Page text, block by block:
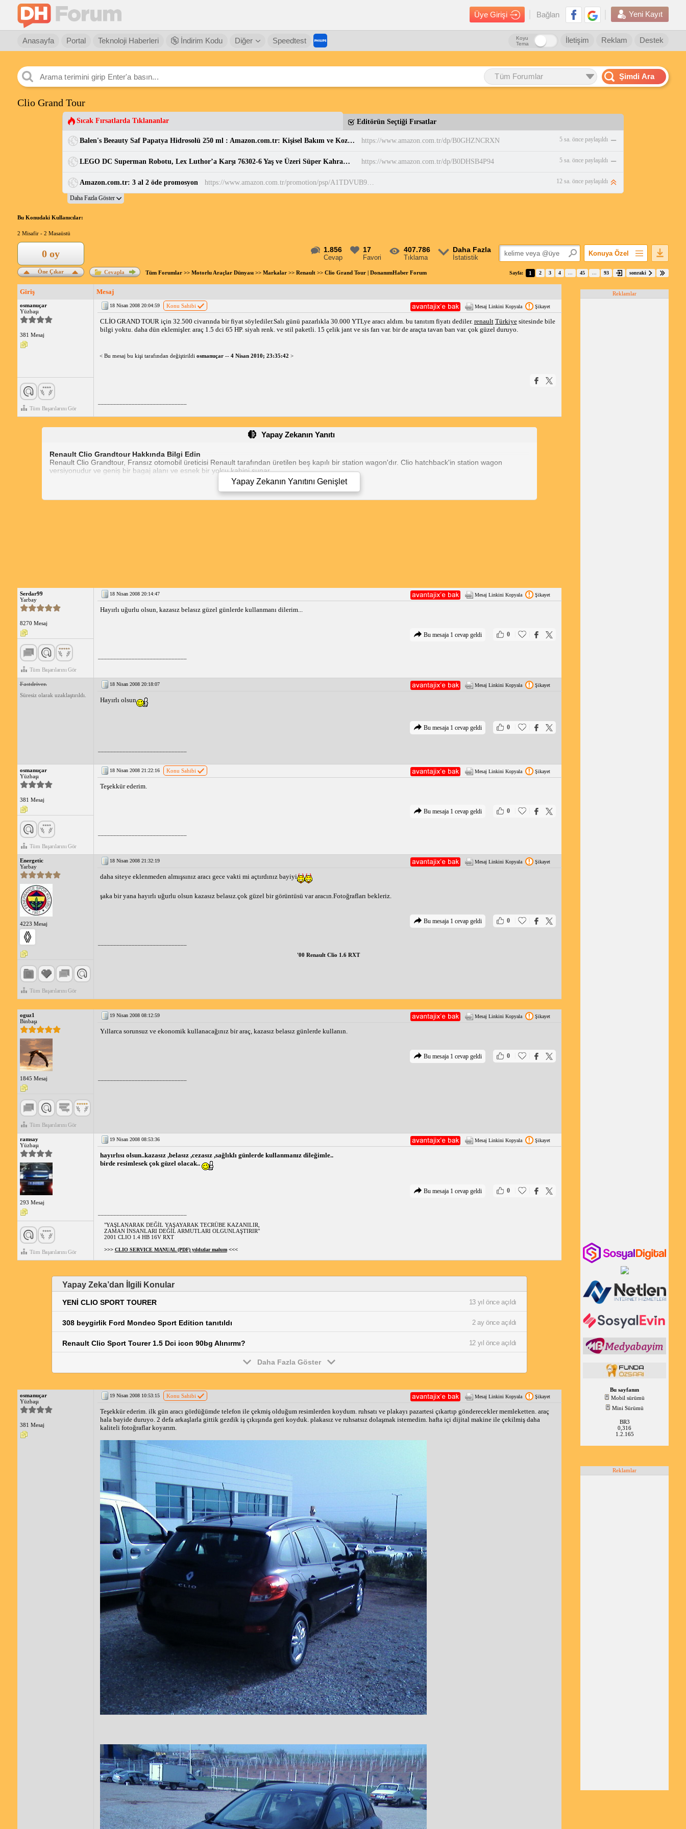
Üye Girişi Bağlan Yeni Kayıt
Anasayfa Portal Teknoloji Haberleri İndirim Kodu Diğer Speedtest Destek
Reklam
İletişim
Koyu
Tema
Tüm Forumlar Şimdi Ara
Clio Grand Tour
Sıcak Fırsatlarda Tıklananlar Editörün Seçtiği Fırsatlar
Balen's Beeauty Saf Papatya Hidrosolü 250 ml : Amazon.com.tr: Kişisel Bakım ve Kozmetik https://www.amazon.com.tr/dp/B0GHZNCRXN 5 sa. önce paylaşıldı
LEGO DC Superman Robotu, Lex Luthor’a Karşı 76302-6 Yaş ve Üzeri Süper Kahraman Sevenler için Yaratıcı Oyuncak Yapım Seti, Doğum Günü Hediyesi (120 Parça) : Amazon.com.tr: Oyuncak https://www.amazon.com.tr/dp/B0DHSB4P94 5 sa. önce paylaşıldı
Amazon.com.tr: 3 al 2 öde promosyon https://www.amazon.com.tr/promotion/psp/A1TDVUB9EQDUFY 12 sa. önce paylaşıldı
Bu Konudaki Kullanıcılar:
2 Misafir - 2 Masaüstü
1.856
Cevap
17
Favori
407.786
Tıklama
Daha Fazla
İstatistik
Konuya Özel
Favorilerime Ekle
Popüler Mesajlar
Öne Çıkar
0 oy
Cevapla Tüm Forumlar>> Motorlu Araçlar Dünyası>> Markalar>> Renault>> Clio Grand Tour | DonanımHaber Forum Sayfa: 1 2 3 4 ... 45 ... 93 sonraki
Giriş Mesaj
osmanuçar
Yüzbaşı
381 Mesaj
Tüm Başarılarını Gör
18 Nisan 2008 20:04:59 Konu Sahibi Mesaj Linkini Kopyala Şikayet
CLİO GRAND TOUR için 32.500 civarında bir fiyat söylediler.Salı günü pazarlıkla 30.000 YTLye aracı aldım. bu tanıtım fiyatı dediler. renault Türkiyesitesinde bile
bilgi yoktu. daha dün eklemişler. araç 1.5 dci 65 HP. siyah renk. ve stil paketli. 15 çelik jant ve sis farı var. bir de araçta tavan barı var. çok güzel duruyo.
< Bu mesaj bu kişi tarafından değiştirildi osmanuçar-- 4 Nisan 2010; 23:35:42 >
Yapay Zekanın Yanıtı
Renault Clio Grandtour Hakkında Bilgi Edin
Renault Clio Grandtour, Fransız otomobil üreticisi Renault tarafından üretilen beş kapılı bir station wagon'dır. Clio hatchback'in station wagon
versiyonudur ve geniş bir bagaj alanı ve esnek bir yolcu kabini sunar.
Clio Grandtour, 1.2 litre benzinli ve 1.5 litre dizel dahil olmak üzere çeşitli motor seçenekleriyle sunulmaktadır. 1.5 litre dizel motor, 110 beygir gücü
ve 260 Nm tork üreten 1.5 dCi motordur. Bu motor, yakıt verimliliği ve performansın ideal bir dengesini sunar.
Renault Clio Grandtour, geniş bir bagaj alanı, yakıt verimliliği ve güvenilirliği arayan sürücüler için pratik ve çok yönlü bir seçenektir. Kullanıcı
yorumları genel olarak olumludur ve Clio Grandtour'u bu segmentte dikkate değer bir seçenek haline getirmektedir.
Yapay Zekanın YanıtınıGenişlet
Serdar99
Yarbay
8270 Mesaj
Tüm Başarılarını Gör
18 Nisan 2008 20:14:47 Mesaj Linkini Kopyala Şikayet
Hayırlı uğurlu olsun, kazasız belasız güzel günlerde kullanmanı dilerim...
0
Bu mesaja 1 cevap geldi
Fastdriver.
Süresiz olarak uzaklaştırıldı.
18 Nisan 2008 20:18:07 Mesaj Linkini Kopyala Şikayet
Hayırlı olsun
0
Bu mesaja 1 cevap geldi
osmanuçar
Yüzbaşı
381 Mesaj
Tüm Başarılarını Gör
18 Nisan 2008 21:22:16 Konu Sahibi Mesaj Linkini Kopyala Şikayet
Teşekkür ederim.
0
Bu mesaja 1 cevap geldi
Energetic
Yarbay
4223 Mesaj
Tüm Başarılarını Gör
18 Nisan 2008 21:32:19 Mesaj Linkini Kopyala Şikayet
daha siteye eklenmeden almışsınız aracı gece vakti mi açtırdınız bayiyi
şaka bir yana hayırlı uğurlu olsun kazasız belasız.çok güzel bir görüntüsü var aracın.Fotoğrafları bekleriz.
0
Bu mesaja 1 cevap geldi
'00 Renault Clio 1.6 RXT
oguz1
Binbaşı
1845 Mesaj
Tüm Başarılarını Gör
19 Nisan 2008 08:12:59 Mesaj Linkini Kopyala Şikayet
Yıllarca sorunsuz ve ekonomik kullanacağınız bir araç, kazasız belasız günlerde kullanın.
0
Bu mesaja 1 cevap geldi
ramsay
Yüzbaşı
293 Mesaj
Tüm Başarılarını Gör
19 Nisan 2008 08:53:36 Mesaj Linkini Kopyala Şikayet
hayırlısı olsun..kazasız ,belasız ,cezasız ,sağlıklı günlerde kullanmanız dileğimle..
birde resimlesek çok güzel olacak..
0
Bu mesaja 1 cevap geldi
"YAŞLANARAK DEĞİL YAŞAYARAK TECRÜBE KAZANILIR,
ZAMAN İNSANLARI DEĞİL ARMUTLARI OLGUNLAŞTIRIR"
2001 CLIO 1.4 HB 16V RXT
>>> CLIO SERVICE MANUAL (PDF) yıldızlar malum <<<
Yapay Zeka’dan İlgili Konular
YENİ CLIO SPORT TOURER 13 yıl önce açıldı
308 beygirlik Ford Mondeo Sport Edition tanıtıldı 2 ay önce açıldı
Renault Clio Sport Tourer 1.5 Dci icon 90bg Alınırmı? 12 yıl önce açıldı
Daha Fazla Göster
osmanuçar
Yüzbaşı
381 Mesaj
19 Nisan 2008 10:53:15 Konu Sahibi Mesaj Linkini Kopyala Şikayet
Teşekkür ederim. ilk gün aracı gördüğümde telefon ile çekmiş olduğum resimlerden koydum. ruhsatı ve plakayı pazartesi çıkartıp gönderecekler memleketten. araç
hala bayide duruyo. 2 defa arkaşlarla gittik gezdik iş çıkışında geri koyduk. plakasız ve ruhsatsız dolaşmak istemedim. hafta içi dijital makine ile çekilmiş daha
kaliteli fotoğraflar koyarım.
Reklamlar
Bu sayfanın
Mobil sürümü
Mini Sürümü
BR3
0,316
1.2.165
Reklamlar